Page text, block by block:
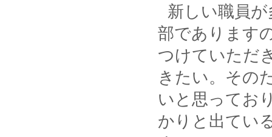
新しい職員
部であります
つけていただ
きたい。その
いと思ってお
かりと出てい